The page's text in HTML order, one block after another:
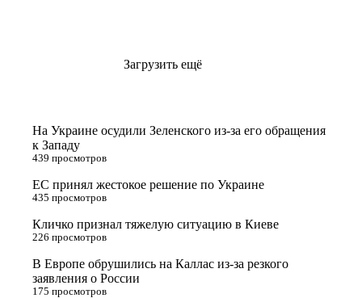
Загрузить ещё
На Украине осудили Зеленского из-за его обращения
к Западу
439 просмотров
ЕС принял жестокое решение по Украине
435 просмотров
Кличко признал тяжелую ситуацию в Киеве
226 просмотров
В Европе обрушились на Каллас из-за резкого
заявления о России
175 просмотров